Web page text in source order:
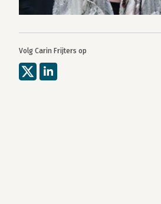
Volg Carin Frijters op